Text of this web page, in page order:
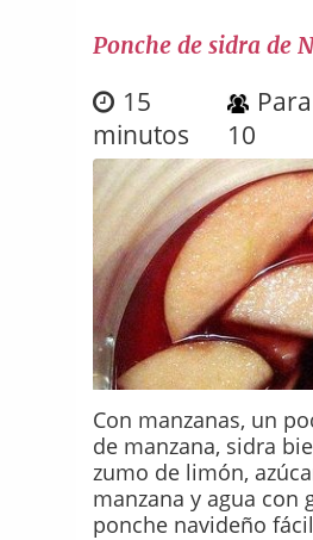
Ponche de sidra de
15
minutos
Para
10
Con manzanas, un
de manzana, sidra
zumo de limón,
manzana y agua con
ponche navideño